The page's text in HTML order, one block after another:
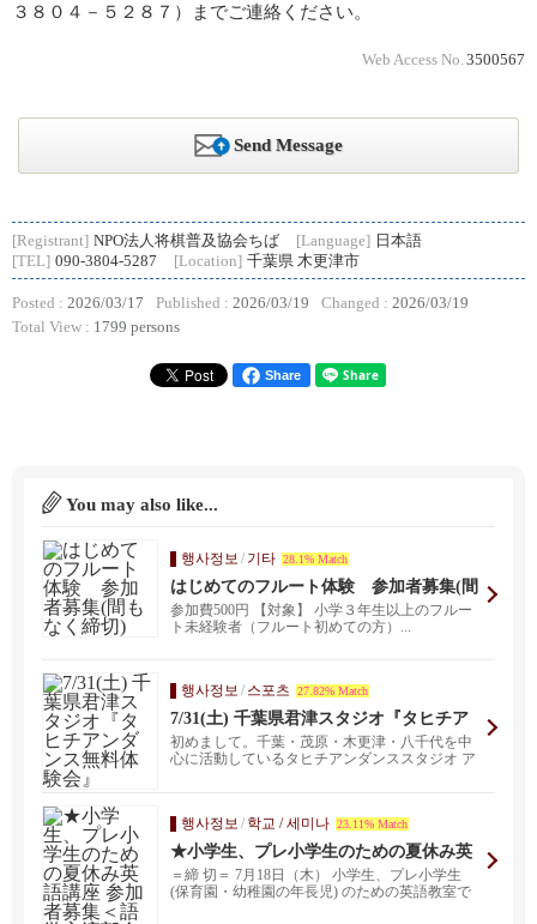
３８０４－５２８７）までご連絡ください。
Web Access No. 3500567
Send Message
[Registrant] NPO法人将棋普及協会ちば [Language] 日本語
[TEL] 090-3804-5287 [Location] 千葉県 木更津市
Posted : 2026/03/17 Published : 2026/03/19 Changed : 2026/03/19
Total View : 1799 persons
Share
You may also like...
행사정보 / 기타 28.1% Match
はじめてのフルート体験 参加者募集(間
もなく締切)
参加費500円 【対象】 小学３年生以上のフルー
ト未経験者（フルート初めての方）...
행사정보 / 스포츠 27.82% Match
7/31(土) 千葉県君津スタジオ『タヒチア
ンダンス無料体験会』
初めまして。千葉・茂原・木更津・八千代を中
心に活動しているタヒチアンダンススタジオ ア
행사정보 / 학교 / 세미나 23.11% Match
★小学生、プレ小学生のための夏休み英
語講座 参加者募集＜語学交流部会＞
＝締 切＝ 7月18日（木） 小学生、プレ小学生
(保育園・幼稚園の年長児) のための英語教室で